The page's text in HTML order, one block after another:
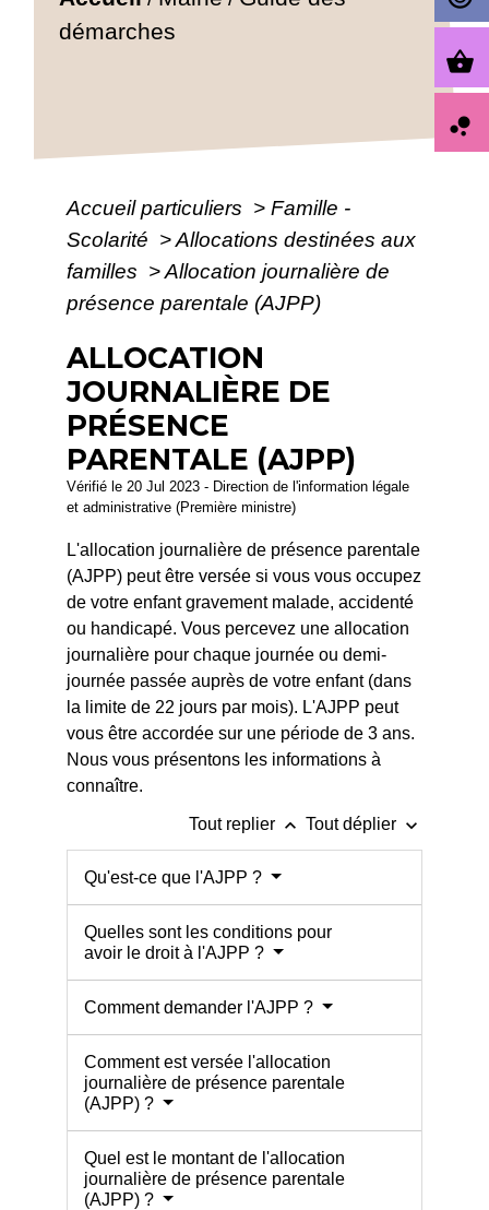
démarches
Accueil particuliers > Famille -
Scolarité >Allocations destinées aux
familles >Allocation journalière de
présence parentale (AJPP)
ALLOCATION
JOURNALIÈRE DE
PRÉSENCE
PARENTALE (AJPP)
Vérifié le 20 Jul 2023 - Direction de l'information légale
et administrative (Première ministre)
L'allocation journalière de présence parentale
(AJPP) peut être versée si vous vous occupez
de votre enfant gravement malade, accidenté
ou handicapé. Vous percevez une allocation
journalière pour chaque journée ou demi-
journée passée auprès de votre enfant (dans
la limite de 22 jours par mois). L'AJPP peut
vous être accordée sur une période de 3 ans.
Nous vous présentons les informations à
connaître.
Tout replier keyboard_arrow_up Tout déplier keyboard_arrow_down
Qu'est-ce que l'AJPP ?
Quelles sont les conditions pour
avoir le droit à l'AJPP ?
Comment demander l'AJPP ?
Comment est versée l'allocation
journalière de présence parentale
(AJPP) ?
Quel est le montant de l'allocation
journalière de présence parentale
(AJPP) ?
shopping_basket
bubble_chart